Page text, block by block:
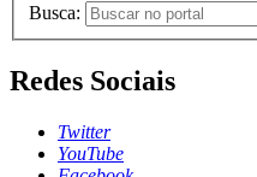
Busca:
Redes Sociais
Twitter
YouTube